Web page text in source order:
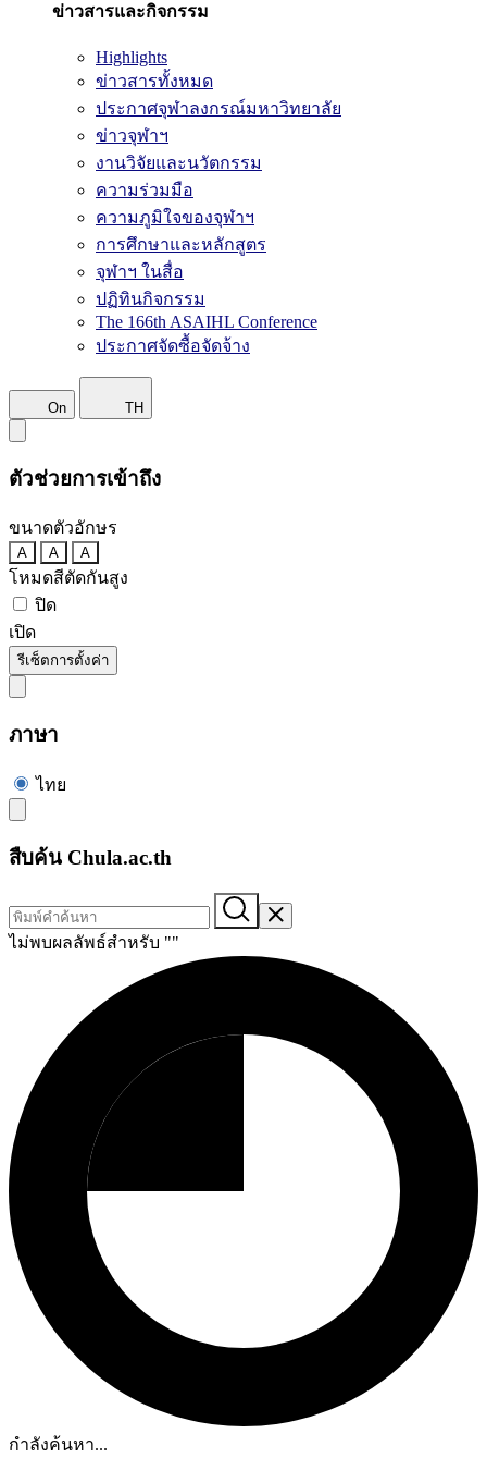
ข่าวสารและกิจกรรม
Highlights
ข่าวสารทั้งหมด
ประกาศจุฬาลงกรณ์มหาวิทยาลัย
ข่าวจุฬาฯ
งานวิจัยและนวัตกรรม
ความร่วมมือ
ความภูมิใจของจุฬาฯ
การศึกษาและหลักสูตร
จุฬาฯ ในสื่อ
ปฏิทินกิจกรรม
The 166th ASAIHL Conference
ประกาศจัดซื้อจัดจ้าง
On TH
ตัวช่วยการเข้าถึง
ขนาดตัวอักษร
A A A
โหมดสีตัดกันสูง
ปิด
เปิด
รีเซ็ตการตั้งค่า
ภาษา
ไทย
สืบค้น Chula.ac.th
ไม่พบผลลัพธ์สำหรับ ""
กำลังค้นหา...